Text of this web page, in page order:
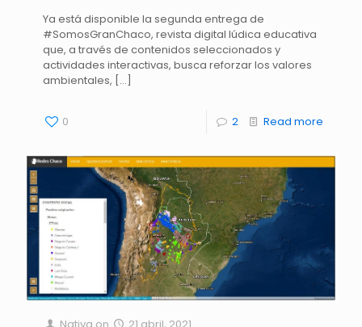
Ya está disponible la segunda entrega de
#SomosGranChaco, revista digital lúdica educativa
que, a través de contenidos seleccionados y
actividades interactivas, busca reforzar los valores
ambientales, […]
0 2 Read more